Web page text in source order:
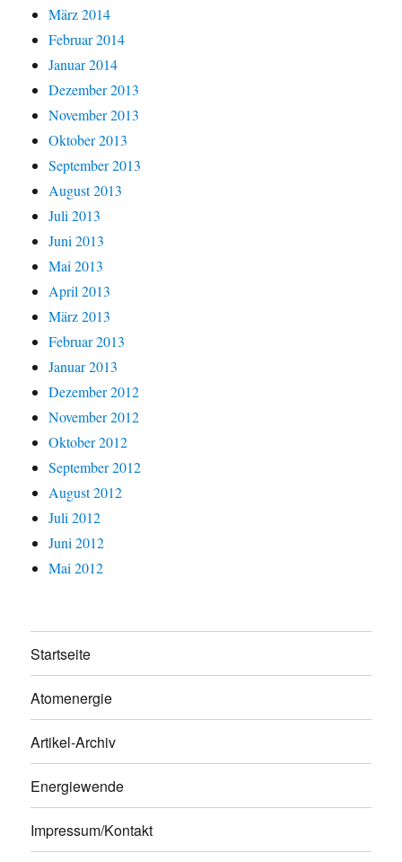
März 2014
Februar 2014
Januar 2014
Dezember 2013
November 2013
Oktober 2013
September 2013
August 2013
Juli 2013
Juni 2013
Mai 2013
April 2013
März 2013
Februar 2013
Januar 2013
Dezember 2012
November 2012
Oktober 2012
September 2012
August 2012
Juli 2012
Juni 2012
Mai 2012
Startseite
Atomenergie
Artikel-Archiv
Energiewende
Impressum/Kontakt